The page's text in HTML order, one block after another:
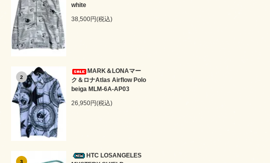
white
38,500円(税込)
2
MARK＆LONAマー
ク＆ロナAtlas Airflow Polo
beiga MLM-6A-AP03
26,950円(税込)
3
HTC LOSANGELES